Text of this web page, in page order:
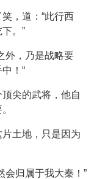
，道：“此行西
。”
外，乃是战略要
！“
尖的武将，他自
土地，只是因为
会归属于我大秦！”